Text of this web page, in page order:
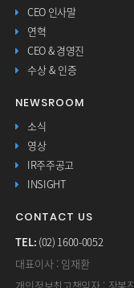
CEO 인사말
연혁
CEO & 경영진
수상 & 인증
NEWSROOM
소식
영상
IR주주공고
INSIGHT
CONTACT US
TEL: (02) 1600-0052
대표이사 : 임재환